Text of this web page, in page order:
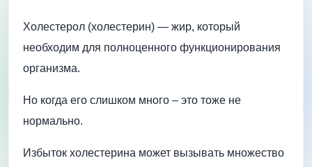
Холестерол (холестерин) — жир, который
необходим для полноценного функционирования
организма.
Но когда его слишком много – это тоже не
нормально.
Избыток холестерина может вызывать множество